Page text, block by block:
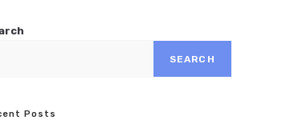
SEARCH
Posts